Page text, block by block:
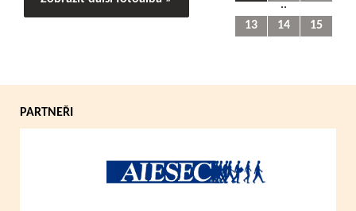
..
13
14 15
PARTNEŘI